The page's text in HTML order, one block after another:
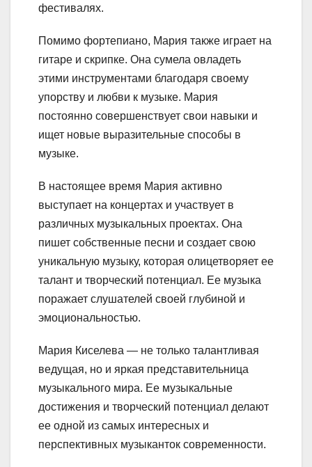
фестивалях.
Помимо фортепиано, Мария также играет на
гитаре и скрипке. Она сумела овладеть
этими инструментами благодаря своему
упорству и любви к музыке. Мария
постоянно совершенствует свои навыки и
ищет новые выразительные способы в
музыке.
В настоящее время Мария активно
выступает на концертах и участвует в
различных музыкальных проектах. Она
пишет собственные песни и создает свою
уникальную музыку, которая олицетворяет ее
талант и творческий потенциал. Ее музыка
поражает слушателей своей глубиной и
эмоциональностью.
Мария Киселева — не только талантливая
ведущая, но и яркая представительница
музыкального мира. Ее музыкальные
достижения и творческий потенциал делают
ее одной из самых интересных и
перспективных музыканток современности.